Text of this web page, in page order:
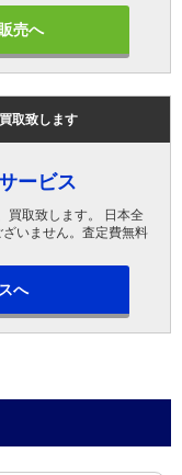
売へ
取致します
ービス
買取致します。 日本全
いません。査定費無料
へ